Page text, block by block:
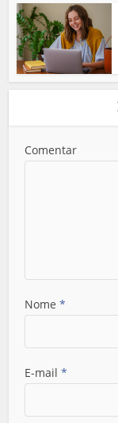
Comentar
Nome*
E-mail*